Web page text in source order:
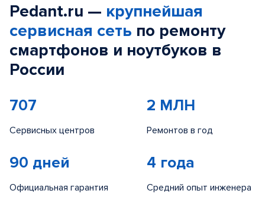
Pedant.ru — крупнейшая
сервисная сеть по ремонту
смартфонов и ноутбуков в
России
707
Сервисных центров
2 МЛН
Ремонтов в год
90 дней
Официальная гарантия
4 года
Средний опыт инженера